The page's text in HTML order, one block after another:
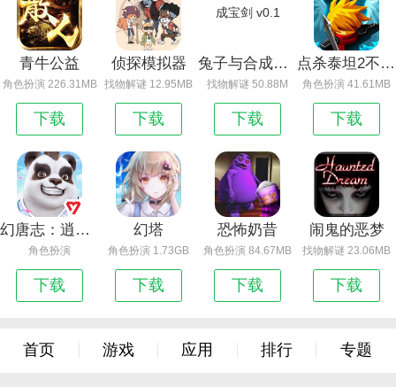
青牛公益
角色扮演 226.31MB
下载
侦探模拟器
找物解谜 12.95MB
下载
兔子与合成宝剑 v0.1
找物解谜 50.88M
下载
点杀泰坦2不减反增版
角色扮演 41.61MB
下载
幻唐志：逍遥外传
角色扮演
下载
幻塔
角色扮演 1.73GB
下载
恐怖奶昔
角色扮演 84.67MB
下载
闹鬼的恶梦
找物解谜 23.06MB
下载
首页 游戏 应用 排行 专题